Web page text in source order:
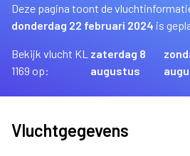
Deze pagina toont de
donderdag 22 februari 2024 is
Bekijk vlucht KL
1169 op:
zaterdag 8
augustus
Vluchtgegevens